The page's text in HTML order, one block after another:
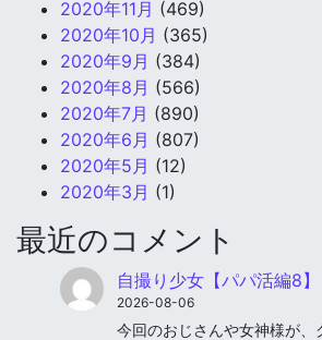
2020年11月 (469)
2020年10月 (365)
2020年9月 (384)
2020年8月 (566)
2020年7月 (890)
2020年6月 (807)
2020年5月 (12)
2020年3月 (1)
最近のコメント
自撮り少女【パパ活編8】
2026-08-06
今回のおじさんや女神様が、